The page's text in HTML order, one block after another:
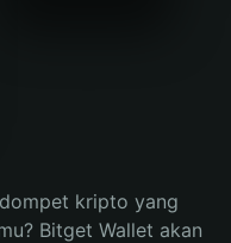
kripto yang
Bitget Wallet akan